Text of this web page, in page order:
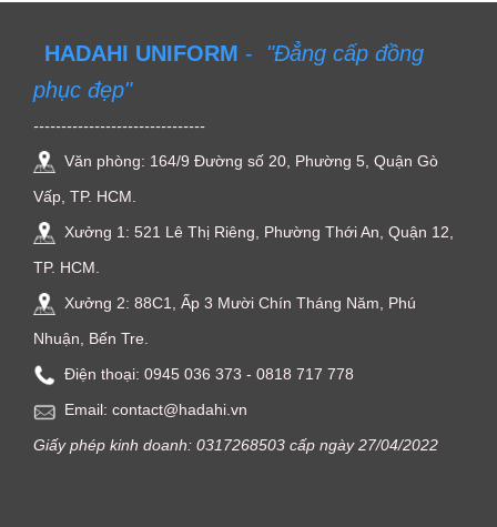
HADAHI UNIFORM - "Đẳng cấp đồng
phục đẹp"
-------------------------------
Văn phòng: 164/9 Đường số 20, Phường 5, Quận Gò
Vấp, TP. HCM.
Xưởng 1: 521 Lê Thị Riêng, Phường Thới An, Quận 12,
TP. HCM.
Xưởng 2: 88C1, Ấp 3 Mười Chín Tháng Năm, Phú
Nhuận, Bến Tre.
Điện thoại: ‭0945 036 373‬ - 0818 717 778
Email: contact@hadahi.vn
Giấy phép kinh doanh: 0317268503 cấp ngày 27/04/2022